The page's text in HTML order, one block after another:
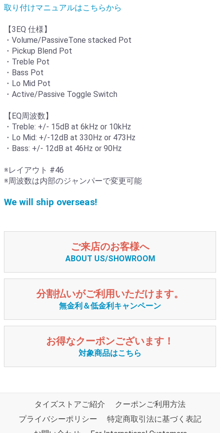
取り付けマニュアルはこちらから
【3EQ 仕様】
・Volume/PassiveTone stacked Pot
・Pickup Blend Pot
・Treble Pot
・Bass Pot
・Lo Mid Pot
・Active/Passive Toggle Switch
【EQ周波数】
・Treble: +/- 15dB at 6kHz or 10kHz
・Lo Mid: +/-12dB at 330Hz or 473Hz
・Bass: +/- 12dB at 46Hz or 90Hz
※レイアウト #46
※周波数は内部のジャンパーで変更可能
We will ship overseas!
ご来店のお客様へ
ABOUT US/SHOWROOM
分割払いがご利用いただけます。
無金利＆低金利キャンペーン
お得なクーポンございます！
対象商品はこちら
タイズストアご紹介
クーポンご利用方法
プライバシーポリシー
特定商取引法に基づく表記